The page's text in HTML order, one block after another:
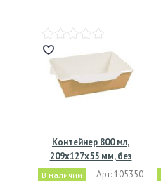
Контейнер 800 мл,
209х127х55 мм, без
окна,…
В наличии Арт: 105350